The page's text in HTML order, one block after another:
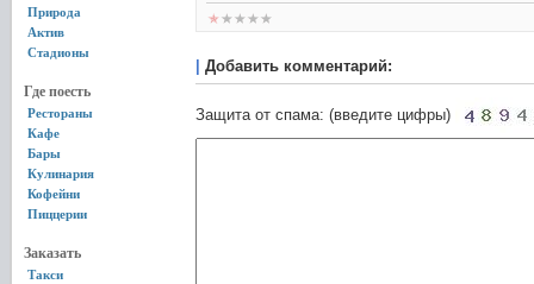
Природа
Актив
Стадионы
Где поесть
Рестораны
Кафе
Бары
Кулинария
Кофейни
Пиццерии
Заказать
Такси
Добавить комментарий:
Защита от спама: (введите цифры)